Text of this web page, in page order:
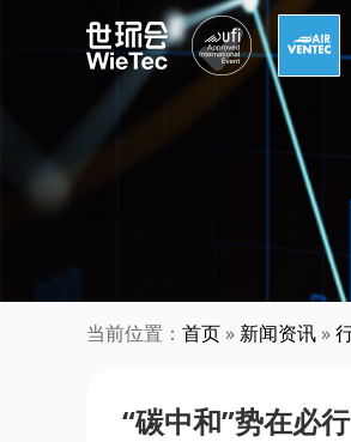
当前位置： 首页 » 新闻资讯 »
“碳中和”势在必